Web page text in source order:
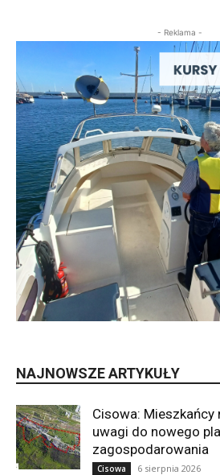
- Reklama -
NAJNOWSZE ARTYKUŁY
Cisowa: Mieszkańcy
uwagi do nowego
zagospodarowania
Cisowa 6 sierpnia 2026